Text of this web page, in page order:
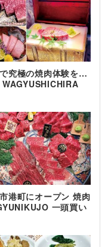
究極の焼肉体験を…
WAGYUSHICHIRA
港町にオープン 焼肉
一頭買い